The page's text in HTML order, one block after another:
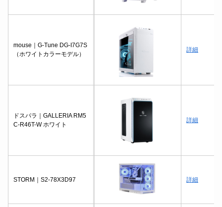
mouse｜G-Tune DG-I7G7S
（ホワイトカラーモデル）
詳細
ドスパラ｜GALLERIA RM5
C-R46T-W ホワイト
詳細
STORM｜S2-78X3D97 詳細